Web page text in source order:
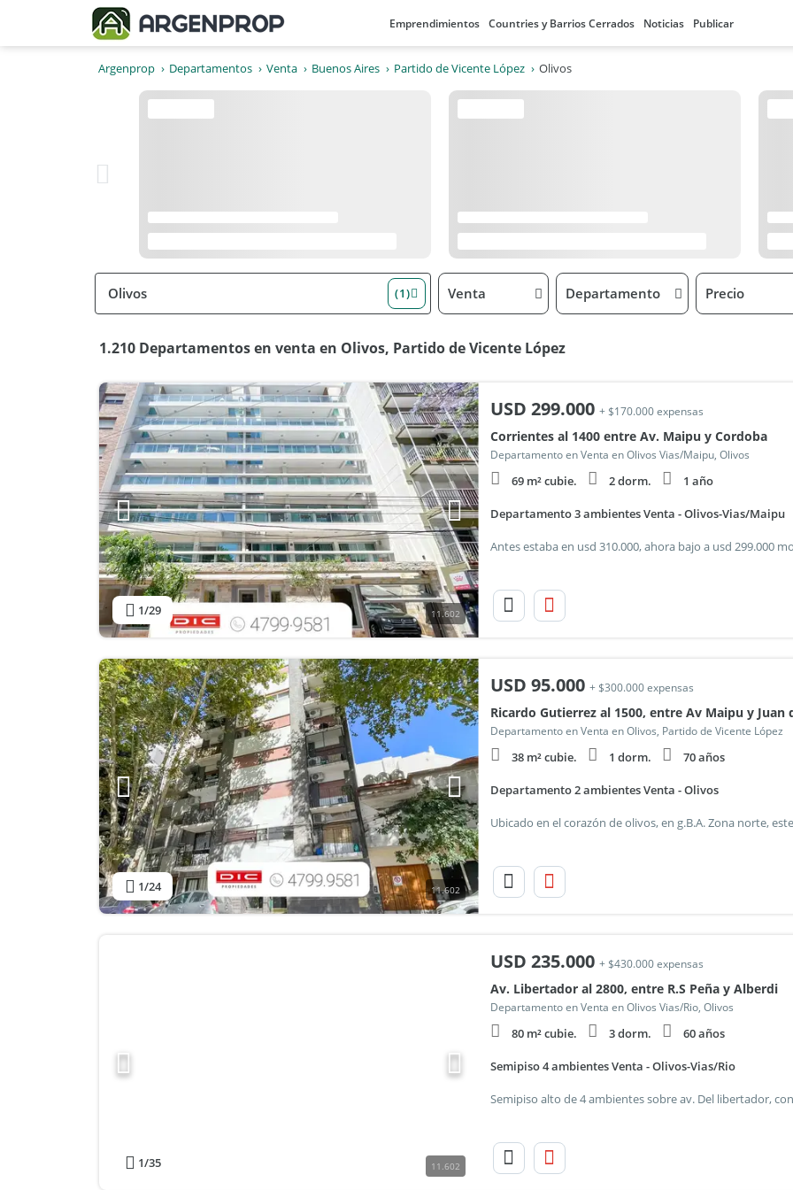
Emprendimientos Countries y Barrios Cerrados Noticias Publicar
Argenprop Departamentos Venta Buenos Aires Partido de Vicente López Olivos
(1) Venta Departamento Precio
1.210 Departamentos en venta en Olivos, Partido de Vicente López
1/29 11.602
USD 299.000 + $170.000 expensas
Corrientes al 1400 entre Av. Maipu y Cordoba
Departamento en Venta en Olivos Vias/Maipu, Olivos
69 m² cubie. 2 dorm. 1 año
Departamento 3 ambientes Venta - Olivos-Vias/Maipu
1/24 11.602
USD 95.000 + $300.000 expensas
Ricardo Gutierrez al 1500, entre Av Maipu y Juan
Departamento en Venta en Olivos, Partido de Vicente López
38 m² cubie. 1 dorm. 70 años
Departamento 2 ambientes Venta - Olivos
1/35 11.602
USD 235.000 + $430.000 expensas
Av. Libertador al 2800, entre R.S Peña y Alberdi
Departamento en Venta en Olivos Vias/Rio, Olivos
80 m² cubie. 3 dorm. 60 años
Semipiso 4 ambientes Venta - Olivos-Vias/Rio